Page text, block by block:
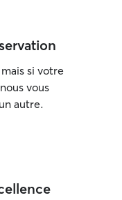
si votre
vous
autre.